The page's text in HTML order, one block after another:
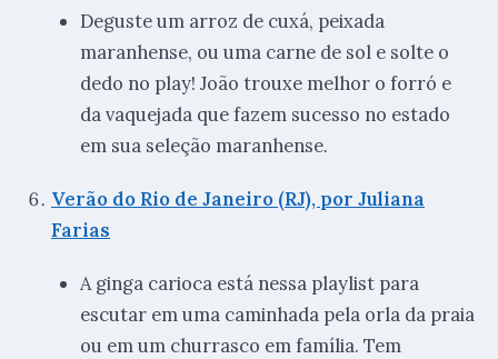
Deguste um arroz de cuxá, peixada
maranhense, ou uma carne de sol e solte o
dedo no play! João trouxe melhor o forró e
da vaquejada que fazem sucesso no estado
em sua seleção maranhense.
Verão do Rio de Janeiro (RJ), por Juliana
Farias
A ginga carioca está nessa playlist para
escutar em uma caminhada pela orla da praia
ou em um churrasco em família. Tem